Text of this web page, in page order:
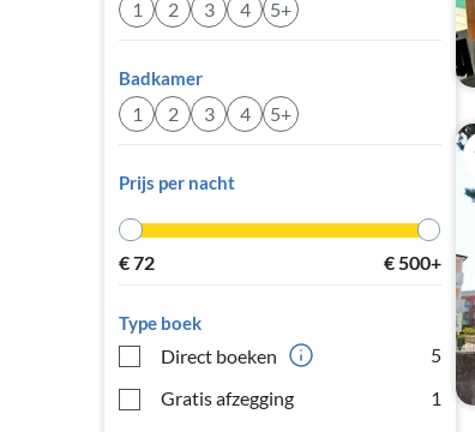
1 2 3 4 5+
Badkamer
1 2 3 4 5+
Prijs per nacht
€72 €500+
Type boek
Direct boeken
5
Gratis afzegging
1